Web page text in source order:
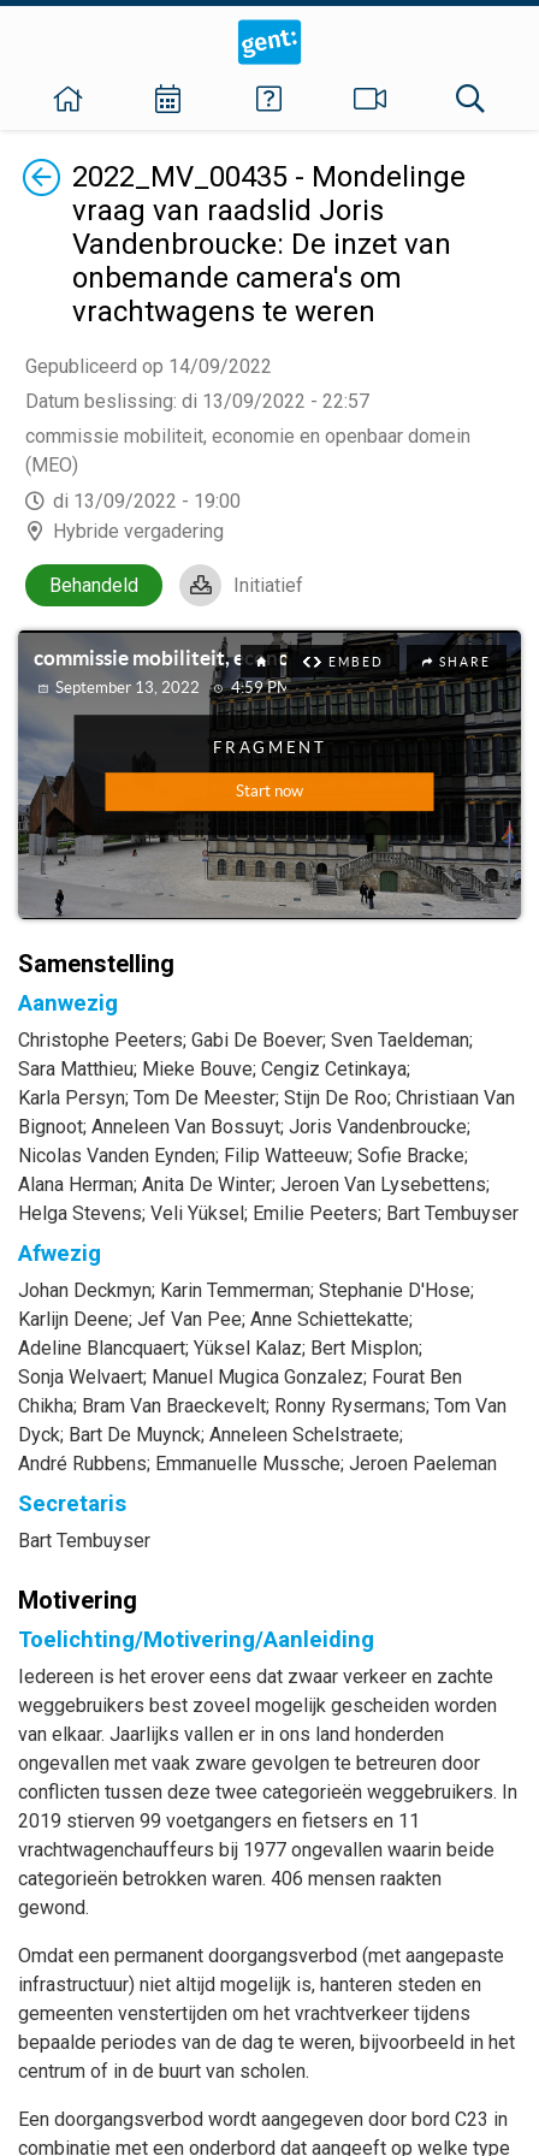
Terug2022_MV_00435 - Mondelinge
vraag van raadslid Joris
Vandenbroucke: De inzet van
onbemande camera's om
vrachtwagens te weren
Gepubliceerd op 14/09/2022
Datum beslissing: di 13/09/2022 - 22:57
commissie mobiliteit, economie en openbaar domein
(MEO)
di 13/09/2022 - 19:00
Hybride vergadering
Behandeld Initiatief
Samenstelling
Aanwezig
Christophe Peeters; Gabi De Boever; Sven Taeldeman;
Sara Matthieu; Mieke Bouve; Cengiz Cetinkaya;
Karla Persyn; Tom De Meester; Stijn De Roo; Christiaan Van
Bignoot; Anneleen Van Bossuyt; Joris Vandenbroucke;
Nicolas Vanden Eynden; Filip Watteeuw; Sofie Bracke;
Alana Herman; Anita De Winter; Jeroen Van Lysebettens;
Helga Stevens; Veli Yüksel; Emilie Peeters; Bart Tembuyser
Afwezig
Johan Deckmyn; Karin Temmerman; Stephanie D'Hose;
Karlijn Deene; Jef Van Pee; Anne Schiettekatte;
Adeline Blancquaert; Yüksel Kalaz; Bert Misplon;
Sonja Welvaert; Manuel Mugica Gonzalez; Fourat Ben
Chikha; Bram Van Braeckevelt; Ronny Rysermans; Tom Van
Dyck; Bart De Muynck; Anneleen Schelstraete;
André Rubbens; Emmanuelle Mussche; Jeroen Paeleman
Secretaris
Bart Tembuyser
Motivering
Toelichting/Motivering/Aanleiding
Iedereen is het erover eens dat zwaar verkeer en zachte
weggebruikers best zoveel mogelijk gescheiden worden
van elkaar. Jaarlijks vallen er in ons land honderden
ongevallen met vaak zware gevolgen te betreuren door
conflicten tussen deze twee categorieën weggebruikers. In
2019 stierven 99 voetgangers en fietsers en 11
vrachtwagenchauffeurs bij 1977 ongevallen waarin beide
categorieën betrokken waren. 406 mensen raakten
gewond.
Omdat een permanent doorgangsverbod (met aangepaste
infrastructuur) niet altijd mogelijk is, hanteren steden en
gemeenten venstertijden om het vrachtverkeer tijdens
bepaalde periodes van de dag te weren, bijvoorbeeld in het
centrum of in de buurt van scholen.
Een doorgangsverbod wordt aangegeven door bord C23 in
combinatie met een onderbord dat aangeeft op welke type